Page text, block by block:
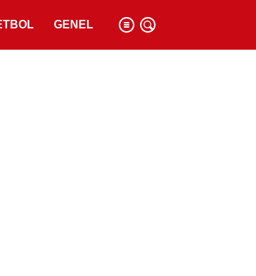
GENEL